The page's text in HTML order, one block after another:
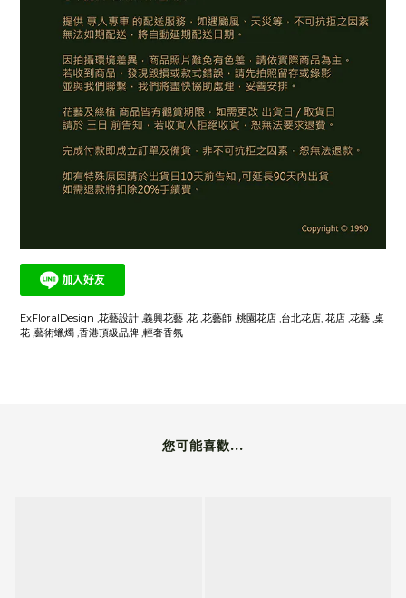
ExFloralDesign ,花藝設計 ,義興花藝 ,花 ,花藝師 ,桃園花店 ,台北花店, 花店 ,花藝 ,桌
花 ,藝術蠟燭 ,香港頂級品牌 ,輕奢香氛
您可能喜歡...